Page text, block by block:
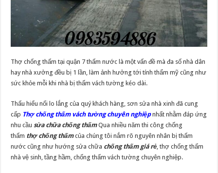
Thợ chống thấm tại quận 7 thấm nước là một vấn đề mà đa số nhà dân
hay nhà xưởng đều bị 1 lần, làm ảnh hưởng tới tính thẩm mỹ cũng như
sức khỏe mỗi khi nhà bị thấm vách tường kéo dài.
Thấu hiểu nổi lo lắng của quý khách hàng, sơn sửa nhà xinh đã cung
cấp Thợchống thấm vách tường chuyên nghiệpnhất nhằm đáp ứng
nhu cầu sửa chữa chống thấmQua nhiều năm thi công chống
thấm thợ chống thấm của chúng tôi nắm rõ nguyên nhân bị thấm
nước cũng như hướng sửa chữa chống thấm giá rẻ , thợ chống thấm
nhà vệ sinh, tầng hầm, chống thấm vách tường chuyên nghiệp.